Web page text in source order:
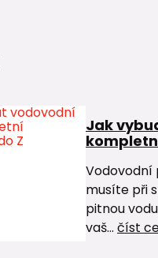
Jak
Vodovodní
musíte při
pitnou
vaš... číst